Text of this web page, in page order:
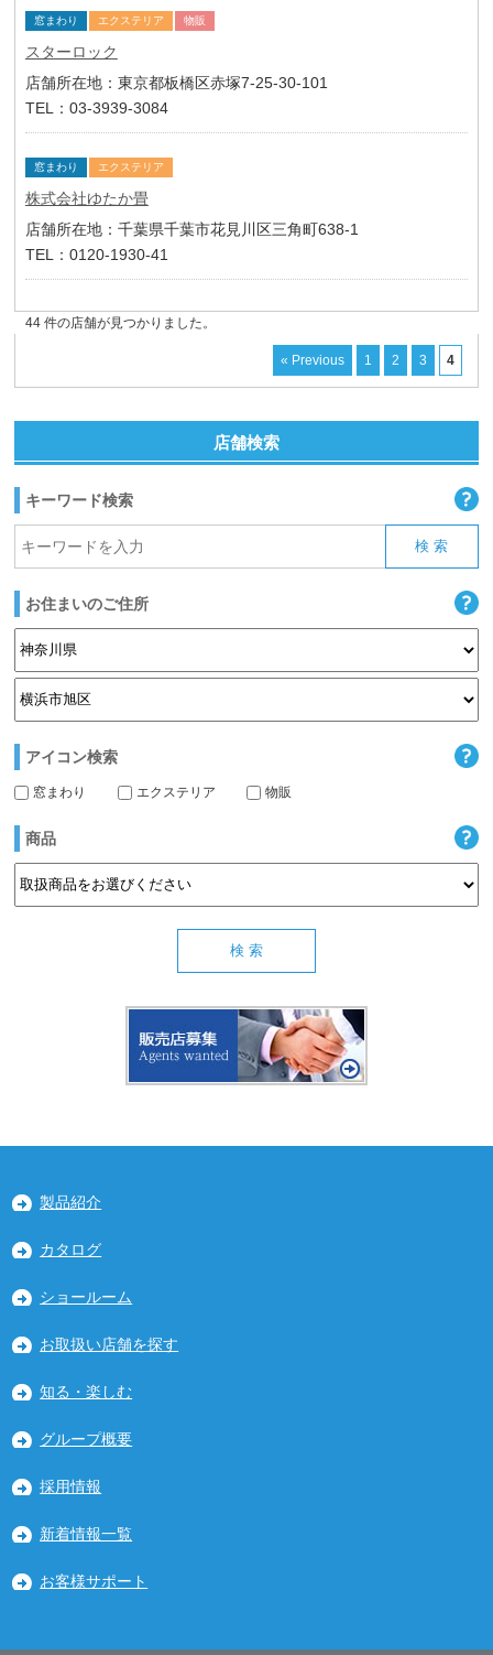
窓まわり エクステリア 物販
スターロック
店舗所在地：東京都板橋区赤塚7-25-30-101
TEL：03-3939-3084
窓まわり エクステリア
株式会社ゆたか畳
店舗所在地：千葉県千葉市花見川区三角町638-1
TEL：0120-1930-41
44 件の店舗が見つかりました。
« Previous 1 2 3 4
店舗検索
キーワード検索
お住まいのご住所
アイコン検索
窓まわり エクステリア 物販
商品
製品紹介
カタログ
ショールーム
お取扱い店舗を探す
知る・楽しむ
グループ概要
採用情報
新着情報一覧
お客様サポート